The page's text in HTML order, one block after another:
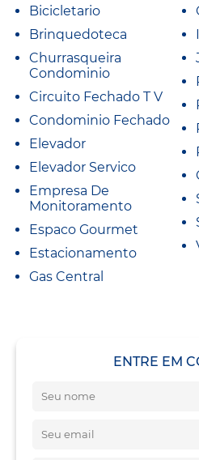
Bicicletario
Brinquedoteca
Churrasqueira
Condominio
Circuito Fechado T V
Condominio Fechado
Elevador
Elevador Servico
Empresa De
Monitoramento
Espaco Gourmet
Estacionamento
Gas Central
ENTRE EM